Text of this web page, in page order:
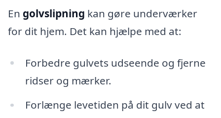
En golvslipning kan gøre underværker
for dit hjem. Det kan hjælpe med at:
Forbedre gulvets udseende og fjerne
ridser og mærker.
Forlænge levetiden på dit gulv ved at